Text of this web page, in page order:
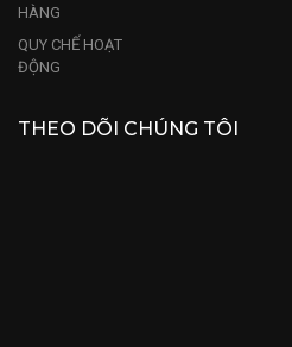
HÀNG
QUY CHẾ HOẠT
ĐỘNG
THEO DÕI CHÚNG TÔI